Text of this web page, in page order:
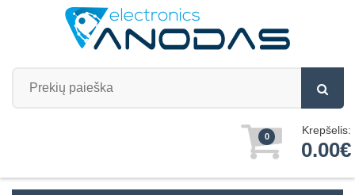
0 Krepšelis:
0.00€